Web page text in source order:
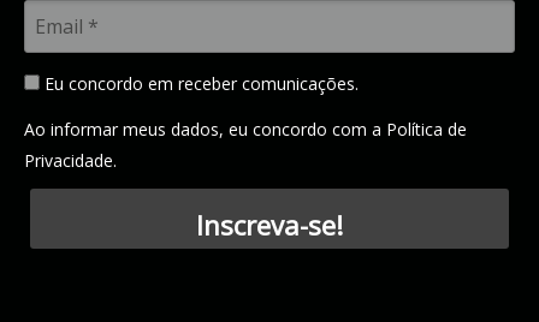
Eu concordo em receber comunicações.
Ao informar meus dados, eu concordo com a Política de
Privacidade.
Inscreva-se!